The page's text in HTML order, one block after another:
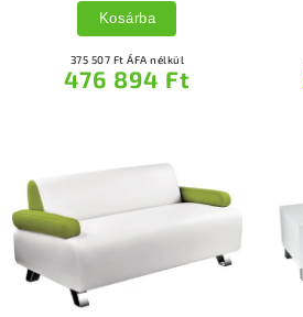
375 507 Ft ÁFA nélkül
476 894 Ft
Kosárba